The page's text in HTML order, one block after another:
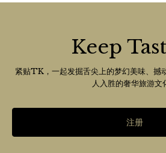
Keep
紧贴TK，一起发掘舌尖上的梦幻美味、撼
人入胜的奢华旅游文
注册